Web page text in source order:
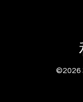
©2026